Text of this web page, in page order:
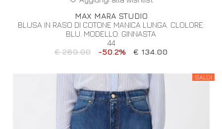
MAX MARA STUDIO
BLUSA IN RASO DI COTONE MANICA LUNGA. CLOLORE:
BLU. MODELLO: GINNASTA
44
€ 269.00
-50.2% € 134.00
SALDI